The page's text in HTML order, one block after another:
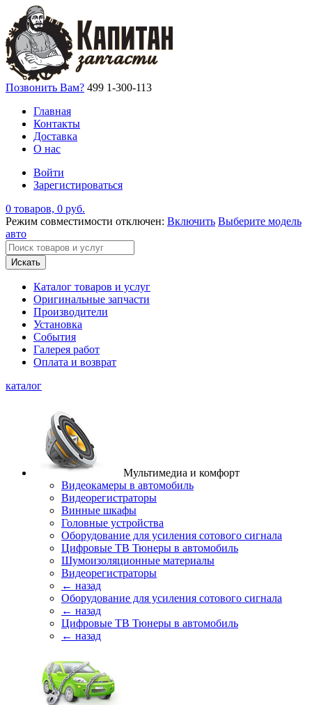
Позвонить Вам? 499 1-300-113
Главная
Контакты
Доставка
О нас
Войти
Зарегистироваться
0 товаров, 0 руб.
Режим совместимости отключен: Включить Выберите модель
авто
Искать
Каталог товаров и услуг
Оригинальные запчасти
Производители
Установка
События
Галерея работ
Оплата и возврат
каталог
Мультимедиа и комфорт
Видеокамеры в автомобиль
Видеорегистраторы
Винные шкафы
Головные устройства
Оборудование для усиления сотового сигнала
Цифровые ТВ Тюнеры в автомобиль
Шумоизоляционные материалы
Видеорегистраторы
← назад
Оборудование для усиления сотового сигнала
← назад
Цифровые ТВ Тюнеры в автомобиль
← назад